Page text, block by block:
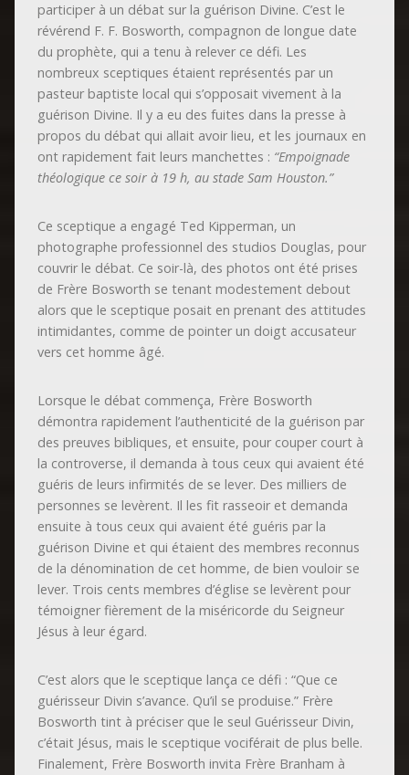
participer à un débat sur la guérison Divine. C’est le
révérend F. F. Bosworth, compagnon de longue date
du prophète, qui a tenu à relever ce défi. Les
nombreux sceptiques étaient représentés par un
pasteur baptiste local qui s’opposait vivement à la
guérison Divine. Il y a eu des fuites dans la presse à
propos du débat qui allait avoir lieu, et les journaux en
ont rapidement fait leurs manchettes : “Empoignade
théologique ce soir à 19 h, au stade Sam Houston.”
Ce sceptique a engagé Ted Kipperman, un
photographe professionnel des studios Douglas, pour
couvrir le débat. Ce soir-là, des photos ont été prises
de Frère Bosworth se tenant modestement debout
alors que le sceptique posait en prenant des attitudes
intimidantes, comme de pointer un doigt accusateur
vers cet homme âgé.
Lorsque le débat commença, Frère Bosworth
démontra rapidement l’authenticité de la guérison par
des preuves bibliques, et ensuite, pour couper court à
la controverse, il demanda à tous ceux qui avaient été
guéris de leurs infirmités de se lever. Des milliers de
personnes se levèrent. Il les fit rasseoir et demanda
ensuite à tous ceux qui avaient été guéris par la
guérison Divine et qui étaient des membres reconnus
de la dénomination de cet homme, de bien vouloir se
lever. Trois cents membres d’église se levèrent pour
témoigner fièrement de la miséricorde du Seigneur
Jésus à leur égard.
C’est alors que le sceptique lança ce défi : “Que ce
guérisseur Divin s’avance. Qu’il se produise.” Frère
Bosworth tint à préciser que le seul Guérisseur Divin,
c’était Jésus, mais le sceptique vociférait de plus belle.
Finalement, Frère Bosworth invita Frère Branham à